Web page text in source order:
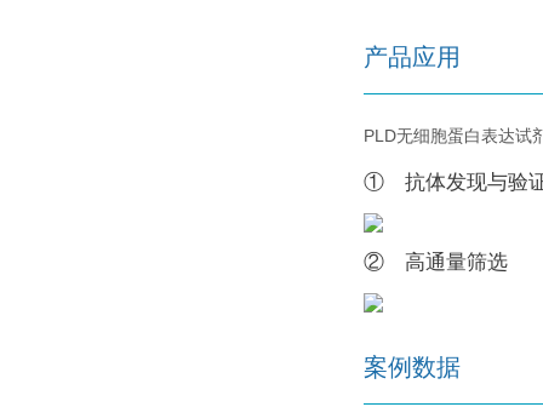
产品应用
PLD无细胞蛋白表达试
① 抗体发现与验
② 高通量筛选
案例数据